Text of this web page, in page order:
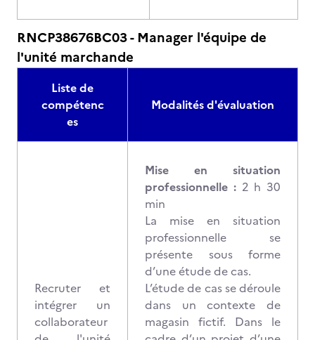
RNCP38676BC03 - Manager l'équipe de
l'unité marchande
Liste de
compétenc
es
Modalités d'évaluation
Recruter et
intégrer un
collaborateur
Mise en situation
professionnelle :2 h 30
min
La mise en situation
professionnelle se
présente sous forme
d’une étude de cas.
L’étude de cas se déroule
dans un contexte de
magasin fictif. Dans le